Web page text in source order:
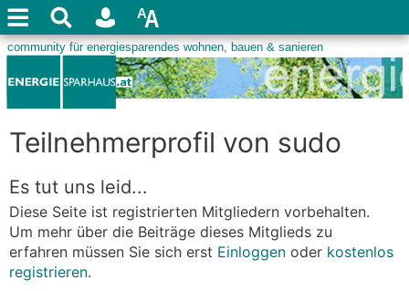
Teilnehmerprofil von sudo
Es tut uns leid...
Diese Seite ist registrierten Mitgliedern vorbehalten.
Um mehr über die Beiträge dieses Mitglieds zu
erfahren müssen Sie sich erst Einloggen oder kostenlos
registrieren.